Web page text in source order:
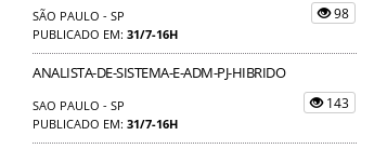
SÃO PAULO - SP
PUBLICADO EM: 31/7-16H
98
ANALISTA-DE-SISTEMA-E-ADM-PJ-HIBRIDO
SAO PAULO - SP
PUBLICADO EM: 31/7-16H
143